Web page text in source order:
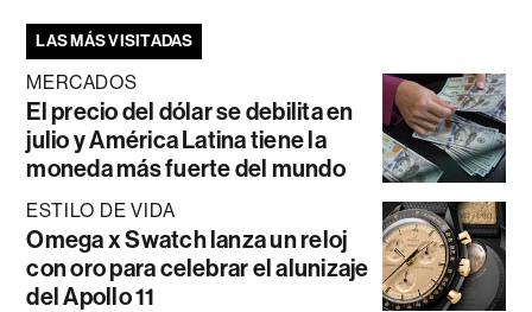
LAS MÁS VISITADAS
MERCADOS
El precio del dólar se debilita en
julio y América Latina tiene la
moneda más fuerte del mundo
ESTILO DE VIDA
Omega x Swatch lanza un reloj
con oro para celebrar el alunizaje
del Apollo 11